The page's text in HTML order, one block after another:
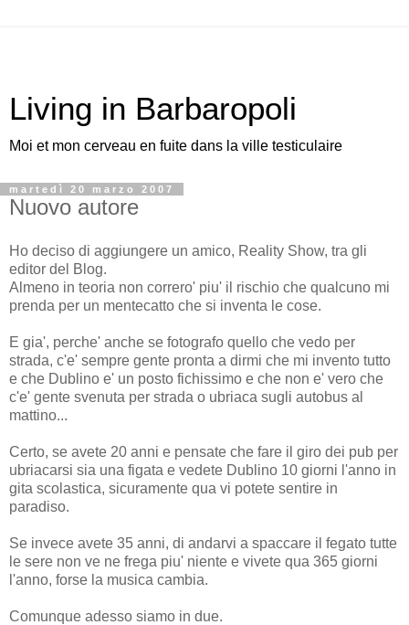
Living in Barbaropoli
Moi et mon cerveau en fuite dans la ville testiculaire
martedì 20 marzo 2007
Nuovo autore
Ho deciso di aggiungere un amico, Reality Show, tra gli
editor del Blog.
Almeno in teoria non correro' piu' il rischio che qualcuno mi
prenda per un mentecatto che si inventa le cose.
E gia', perche' anche se fotografo quello che vedo per
strada, c'e' sempre gente pronta a dirmi che mi invento tutto
e che Dublino e' un posto fichissimo e che non e' vero che
c'e' gente svenuta per strada o ubriaca sugli autobus al
mattino...
Certo, se avete 20 anni e pensate che fare il giro dei pub per
ubriacarsi sia una figata e vedete Dublino 10 giorni l'anno in
gita scolastica, sicuramente qua vi potete sentire in
paradiso.
Se invece avete 35 anni, di andarvi a spaccare il fegato tutte
le sere non ve ne frega piu' niente e vivete qua 365 giorni
l'anno, forse la musica cambia.
Comunque adesso siamo in due.